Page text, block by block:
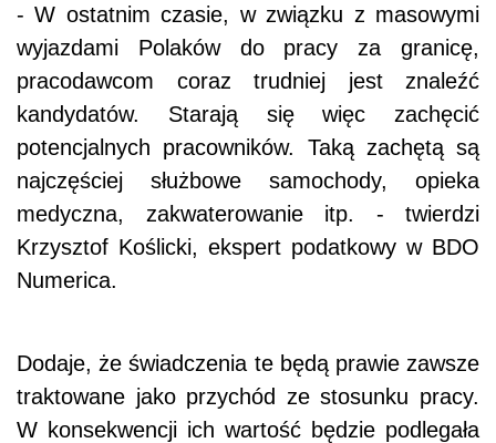
- W ostatnim czasie, w związku z masowymi
wyjazdami Polaków do pracy za granicę,
pracodawcom coraz trudniej jest znaleźć
kandydatów. Starają się więc zachęcić
potencjalnych pracowników. Taką zachętą są
najczęściej służbowe samochody, opieka
medyczna, zakwaterowanie itp. - twierdzi
Krzysztof Koślicki, ekspert podatkowy w BDO
Numerica.
Dodaje, że świadczenia te będą prawie zawsze
traktowane jako przychód ze stosunku pracy.
W konsekwencji ich wartość będzie podlegała